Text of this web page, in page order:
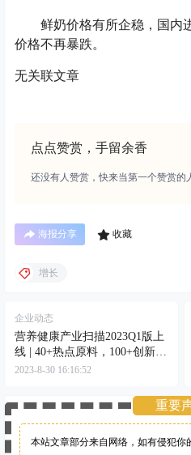
鲜奶价格有所企稳，国内
价格不再暴跌。
无关联文章
点点赞赏，手留余香
还没有人赞赏，快来当第一个赞赏的
海报分享 收藏
增长
企业动态
营养健康产业扫描2023Q1版上
线 | 40+热点原料，100+创新案
例，差异化破局之道
2023-8-30 16:16:52
重要
本站文章部分来自网络，如有侵犯你